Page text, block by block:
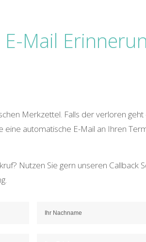
E-Mail
Merkzettel. Falls der verloren geht
eine automatische E-Mail an Ihren
Nutzen Sie gern unseren Callback